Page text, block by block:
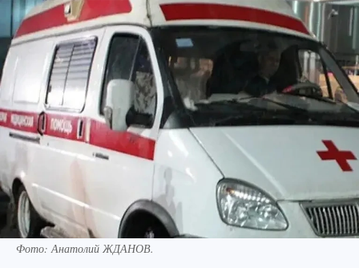
Фото: Анатолий ЖДАНОВ.